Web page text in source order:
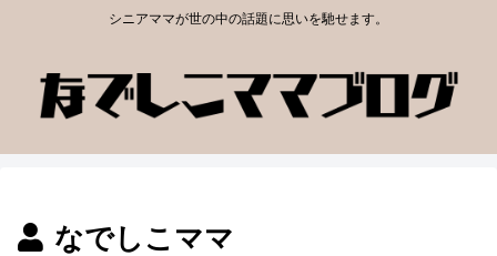
シニアママが世の中の話題に思いを馳せます。
なでしこママ